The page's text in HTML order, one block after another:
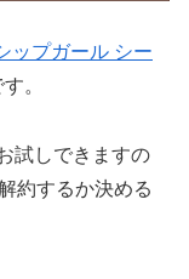
ップガール シー
。
試しできますの
約するか決める